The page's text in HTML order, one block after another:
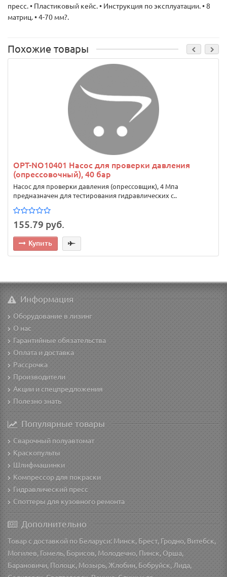
пресс. • Пластиковый кейс. • Инструкция по эксплуатации. • 8
матриц. • 4-70 мм?.
Похожие товары
OPT-NO10401 Насос для проверки давления
(опрессовочный), 40 бар
Насос для проверки давления (опрессовщик), 4 Мпа
предназначен для тестирования гидравлических с..
155.79 руб.
Купить
Информация
Оборудование в лизинг
О нас
Гарантийные обязательства
Оплата и доставка
Рассрочка
Производители
Акции и спецпредложения
Полезно знать
Популярные товары
Сварочный полуавтомат
Краскопульты
Шлифмашинки
Компрессор для покраски
Гидравлический пресс
Споттеры для кузовного ремонта
Дополнительно
Товар с доставкой по Беларуси: Минск, Брест, Гродно, Витебск,
Могилев, Гомель, Борисов, Молодечно, Пинск, Орша,
Барановичи, Полоцк, Мозырь, Жлобин, Бобруйск, Лида,